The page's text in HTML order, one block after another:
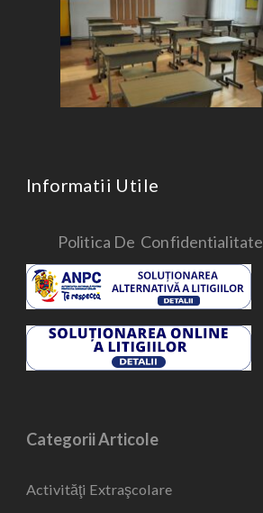
Informatii Utile
Politica De Confidentialitate
Categorii Articole
Activităţi Extraşcolare